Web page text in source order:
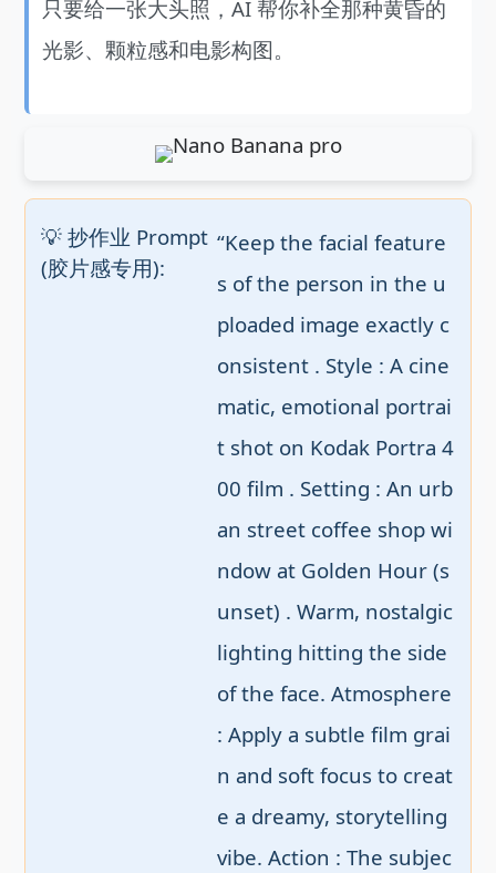
只要给一张大头照，AI 帮你补全那种黄昏的
光影、颗粒感和电影构图。
💡 抄作业 Prompt
(胶片感专用):
“Keep the facial feature
s of the person in the u
ploaded image exactly c
onsistent . Style : A cine
matic, emotional portrai
t shot on Kodak Portra 4
00 film . Setting : An urb
an street coffee shop wi
ndow at Golden Hour (s
unset) . Warm, nostalgic
lighting hitting the side
of the face. Atmosphere
: Apply a subtle film grai
n and soft focus to creat
e a dreamy, storytelling
vibe. Action : The subjec